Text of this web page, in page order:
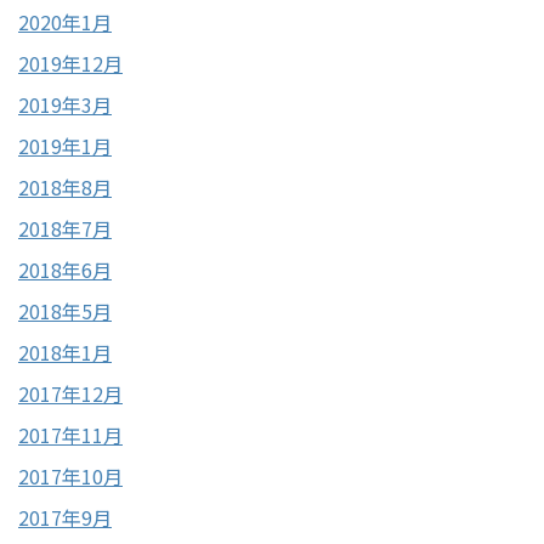
2020年1月
2019年12月
2019年3月
2019年1月
2018年8月
2018年7月
2018年6月
2018年5月
2018年1月
2017年12月
2017年11月
2017年10月
2017年9月